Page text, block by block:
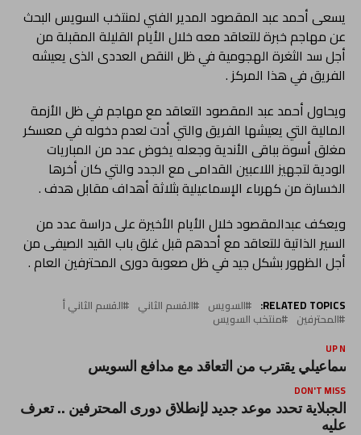
يسعى أحمد عبد المقصود المدير الفني لمنتخب السويس البحث
عن مهاجم خبرة للتعاقد معه خلال الأيام القليلة المقبلة من
أجل سد الثغرة الهجومية في ظل النقص العددى الذى يعيشه
الفريق في هذا المركز .
ويحاول أحمد عبد المقصود التعاقد مع مهاجم في ظل الأزمة
المالية التي يعيشها الفريق والتي أدت لعدم دخوله في معسكر
مغلق أسوة بباقى الأندية وجعله يخوض عدد من المباريات
الودية لتجهيز اللاعبين القدامى مع الجدد والتي كان أخرها
الخسارة من كهرباء الإسماعيلية بثلاثة أهداف مقابل هدف .
ويعكف عبدالمقصود خلال الأيام الأخيرة على دراسة عدد من
السير الذاتية للتعاقد مع أحدهم قبل غلق باب القيد الصيفى من
أجل الظهور بشكل جيد في ظل صعوبة دورى المحترفين العام .
RELATED TOPICS: السويس القسم الثاني القسم الثاني أ
المحترفين منتخب السويس
UP
يقترب من التعاقد مع مدافع السويس
DON'T MISS
الجبلاية تحدد موعد جديد لإنطلاق دورى المحترفين .. تعرف
عليه